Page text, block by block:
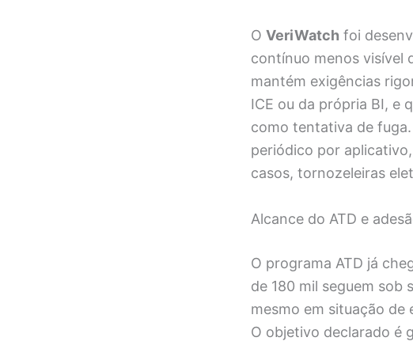
O VeriWatch foi
contínuo menos visível
mantém exigências
ICE ou da própria BI, e
como tentativa de
periódico por
casos, tornozeleiras
Alcance do ATD e
O programa ATD já
de 180 mil seguem sob
mesmo em situação de
O objetivo declarado é